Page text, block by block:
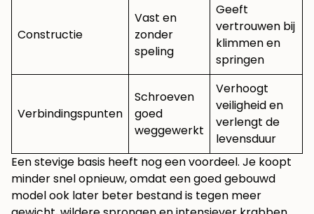
Constructie
Vast en
zonder
speling
Geeft
vertrouwen bij
klimmen en
springen
Verbindingspunten
Schroeven
goed
weggewerkt
Verhoogt
veiligheid en
verlengt de
levensduur
Een stevige basis heeft nog een voordeel. Je koopt
minder snel opnieuw, omdat een goed gebouwd
model ook later beter bestand is tegen meer